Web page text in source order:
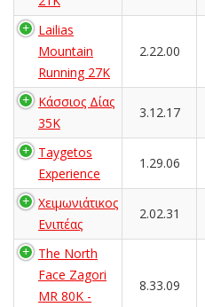
Lailias
Mountain
Running 27K
2.22.00
Κάσσιος Δίας
35Κ
3.12.17
Taygetos
Experience
1.29.06
Χειμωνιάτικος
Ενιπέας
2.02.31
The North
Face Zagori
MR 80K -
8.33.09